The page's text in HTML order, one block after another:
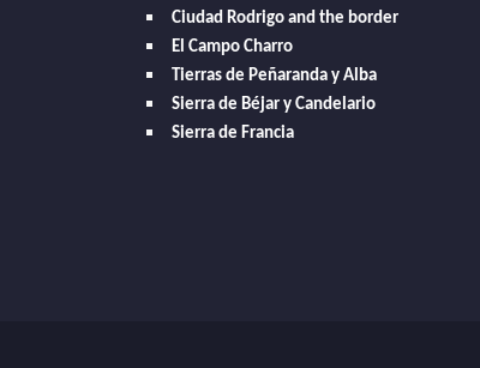
Ciudad Rodrigo and the border
El Campo Charro
Tierras de Peñaranda y Alba
Sierra de Béjar y Candelario
Sierra de Francia